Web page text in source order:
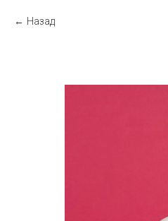
Назад